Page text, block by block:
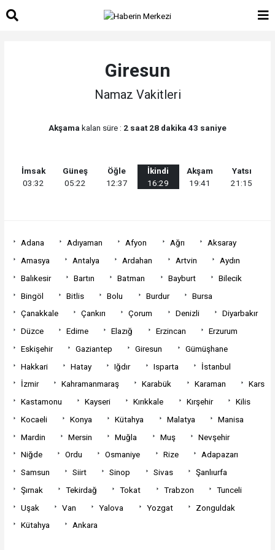
Giresun
Namaz Vakitleri
Akşama kalan süre : 2 saat 28 dakika 43 saniye
İmsak
03:32
Güneş
05:22
Öğle
12:37
İkindi
16:29
Akşam
19:41
Yatsı
21:15
Adana Adıyaman Afyon Ağrı
Aksaray
Amasya
Antalya Ardahan Artvin
Aydın
Balıkesir
Bartın Batman Bayburt
Bilecik
Bingöl
Bitlis Bolu Burdur
Bursa
Çanakkale
Çankırı Çorum Denizli
Diyarbakır
Düzce
Edirne Elazığ Erzincan
Erzurum
Eskişehir
Gaziantep Giresun
Gümüşhane
Hakkari
Hatay Iğdır Isparta
İstanbul
İzmir
Kahramanmaraş Karabük Karaman
Kars
Kastamonu
Kayseri Kırıkkale Kırşehir
Kilis
Kocaeli
Konya Kütahya Malatya
Manisa
Mardin
Mersin Muğla Muş
Nevşehir
Niğde
Ordu Osmaniye Rize
Adapazarı
Samsun
Siirt Sinop Sivas
Şanlıurfa
Şırnak
Tekirdağ Tokat Trabzon
Tunceli
Uşak
Van Yalova Yozgat
Zonguldak
Kütahya
Ankara